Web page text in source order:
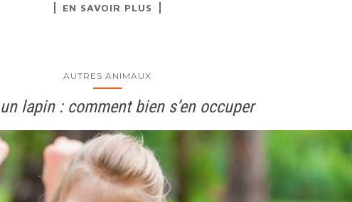
EN SAVOIR PLUS
AUTRES ANIMAUX
lapin : comment bien s’en occuper